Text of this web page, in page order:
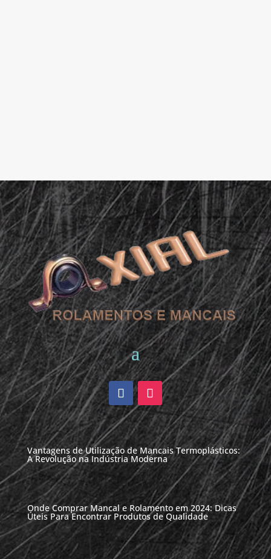
Vantagens de Utilização de Mancais Termoplásticos:
A Revolução na Indústria Moderna
Onde Comprar Mancal e Rolamento em 2024: Dicas
Úteis Para Encontrar Produtos de Qualidade